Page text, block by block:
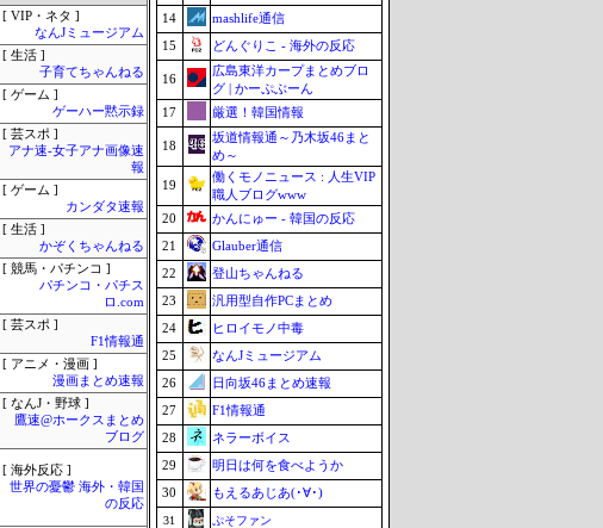
[ VIP・ネタ ]
なんJミュージアム
[ 生活 ]
子育てちゃんねる
[ ゲーム ]
ゲーハー黙示録
[ 芸スポ ]
アナ速‐女子アナ画像速
報
[ ゲーム ]
カンダタ速報
[ 生活 ]
かぞくちゃんねる
[ 競馬・パチンコ ]
パチンコ・パチス
ロ.com
[ 芸スポ ]
F1情報通
[ アニメ・漫画 ]
漫画まとめ速報
[ なんJ・野球 ]
鷹速@ホークスまとめ
ブログ
[ 海外反応 ]
世界の憂鬱 海外・韓国
の反応
14
mashlife通信
15
どんぐりこ - 海外の反応
16
広島東洋カープまとめブロ
グ | かーぷぶーん
17
厳選！韓国情報
18
坂道情報通～乃木坂46まと
め～
19
働くモノニュース : 人生VIP
職人ブログwww
20
かんにゅー - 韓国の反応
21
Glauber通信
22
登山ちゃんねる
23
汎用型自作PCまとめ
24
ヒロイモノ中毒
25
なんJミュージアム
26
日向坂46まとめ速報
27
F1情報通
28
ネラーボイス
29
明日は何を食べようか
30
もえるあじあ(･∀･)
31 ぷそファン